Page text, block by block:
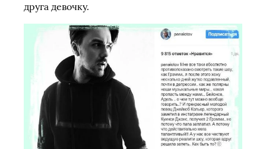
друга девочку.